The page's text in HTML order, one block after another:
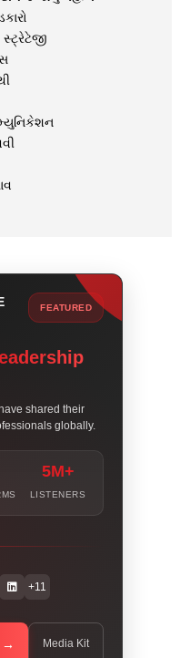
સ્ટ્રેટેજી
FEATURED
shared their
globally.
5M+
LISTENERS
+11
Media Kit